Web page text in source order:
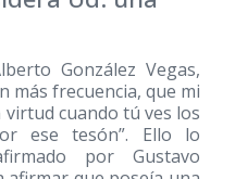
González Vegas,
más frecuencia, que mi
cuando tú ves los
ese tesón”. Ello lo
por Gustavo